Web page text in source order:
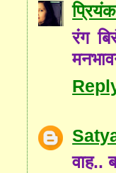
रंग
वाह..